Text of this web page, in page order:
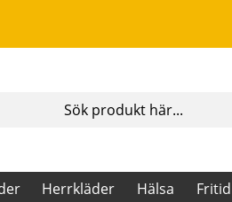
Herrkläder Hälsa Fritid